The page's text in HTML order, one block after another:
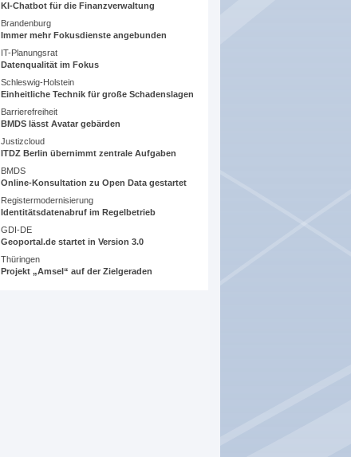
KI-Chatbot für die Finanzverwaltung
Brandenburg
Immer mehr Fokusdienste angebunden
IT-Planungsrat
Datenqualität im Fokus
Schleswig-Holstein
Einheitliche Technik für große Schadenslagen
Barrierefreiheit
BMDS lässt Avatar gebärden
Justizcloud
ITDZ Berlin übernimmt zentrale Aufgaben
BMDS
Online-Konsultation zu Open Data gestartet
Registermodernisierung
Identitätsdatenabruf im Regelbetrieb
GDI-DE
Geoportal.de startet in Version 3.0
Thüringen
Projekt „Amsel“ auf der Zielgeraden